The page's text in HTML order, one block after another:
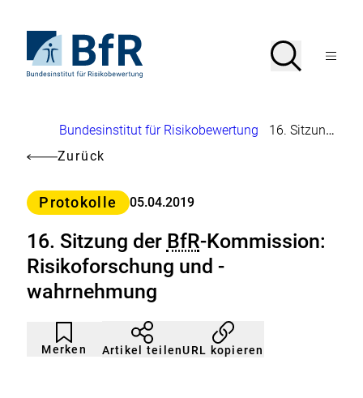
Seiteninhalt
springenStartseite
von
Suche
SucheMenü
Brotkrumennavigation
Bundesinstitut für Risikobewertung 16. Sitzung der
Zurück
Kategorie
Protokolle 05.04.2019
16. Sitzung der BfR-Kommission:
Risikoforschung und -
wahrnehmung
Merken
Artikel
nicht
gemerkt
Durch
Klicken
der
Artikel teilenURL kopieren